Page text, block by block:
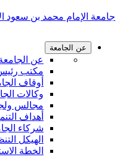
جامعة الإمام محمد بن سعود
عن الجامعة
عن
مكتب
أوقاف
وكالات
مجالس
أهداف
شركاء
الهيكل
الخطة